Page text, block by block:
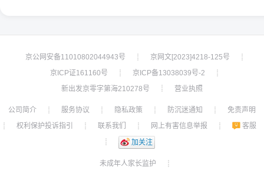
京公网安备11010802044943号 ┊ 京网文[2023]4218-125号
┊
京ICP证161160号
┊ 京ICP备13038039号-2
┊
新出发京零字第海210278号
┊ 营业执照
公司简介 ┊ 服务协议 ┊ 隐私政策 ┊ 防沉迷通知 ┊
免责声明
┊
权利保护投诉指引 ┊ 联系我们 ┊ 网上有害信息举报 ┊
客服
┊
加关注
未成年人家长监护
┊